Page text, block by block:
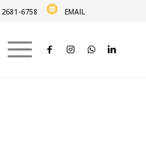
6758 EMAIL